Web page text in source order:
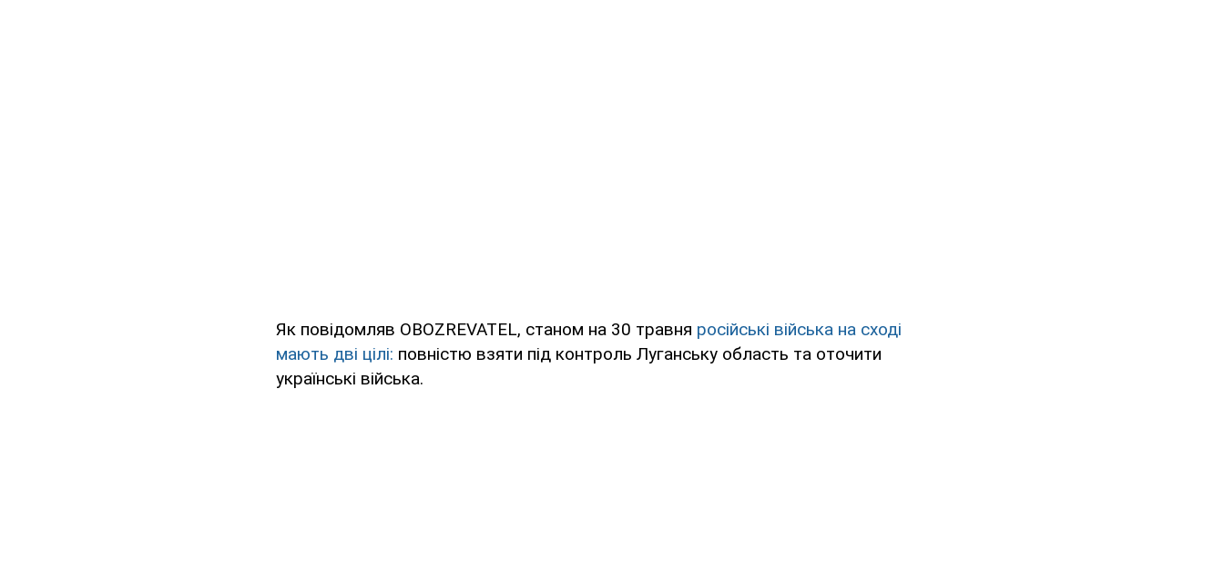
Як повідомляв OBOZREVATEL, станом на 30 травня російські війська на сході
мають дві цілі: повністю взяти під контроль Луганську область та оточити
українські війська.